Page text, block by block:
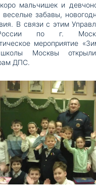
мальчишек и
веселые забавы,
В связи с этим
по г.
мероприятие
Москвы
ДПС.